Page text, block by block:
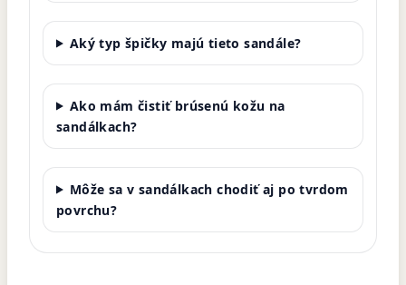
Aký typ špičky majú tieto sandále?
Ako mám čistiť brúsenú kožu na
sandálkach?
Môže sa v sandálkach chodiť aj po tvrdom
povrchu?